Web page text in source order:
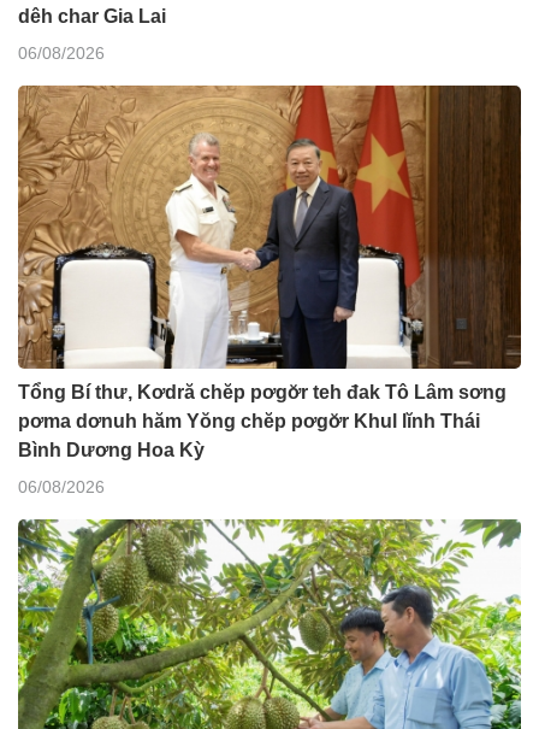
dêh char Gia Lai
06/08/2026
Tổng Bí thư, Kơdră chĕp pơgơ̆r teh đak Tô Lâm sơng
pơma dơnuh hăm Yŏng chĕp pơgơ̆r Khul lĭnh Thái
Bình Dương Hoa Kỳ
06/08/2026